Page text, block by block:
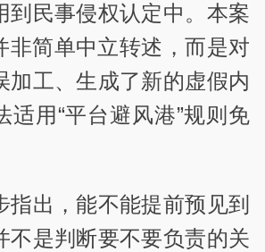
到民事侵权认定中。本案
非简单中立转述，而是对
加工、生成了新的虚假内
适用“平台避风港”规则免
指出，能不能提前预见到
不是判断要不要负责的关